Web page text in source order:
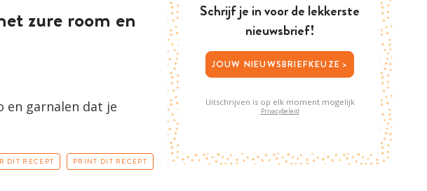
zure room en
en garnalen dat je
DIT RECEPT PRINT DIT RECEPT
Schrijf je in voor de lekkerste
nieuwsbrief!
JOUW NIEUWSBRIEFKEUZE >
Uitschrijven is op elk moment mogelijk
Privacybeleid